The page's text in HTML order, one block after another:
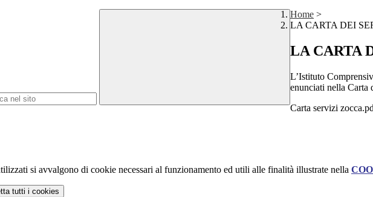
Home >
LA CARTA DEI
LA CARTA
L’Istituto
enunciati nella Carta
Carta servizi
si avvalgono di cookie necessari al funzionamento ed utili alle finalità illustrate nella
tutti i cookies